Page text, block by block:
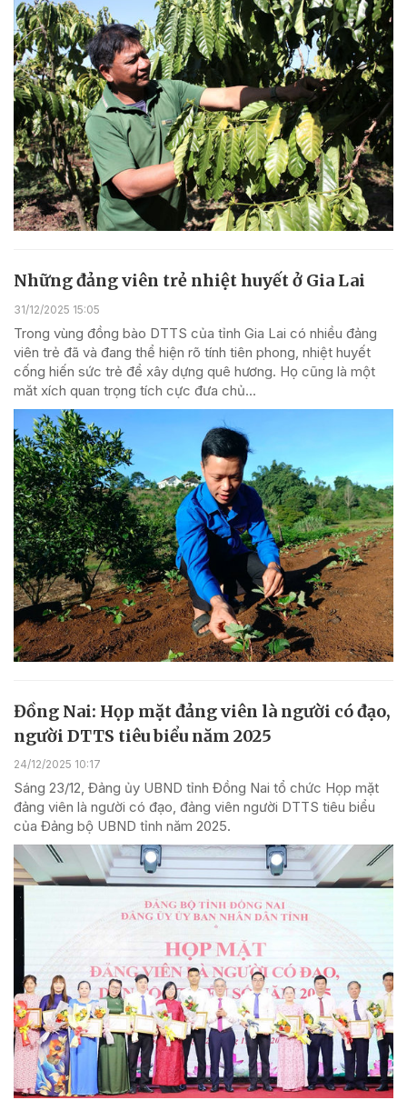
Những đảng viên trẻ nhiệt huyết ở Gia Lai
31/12/2025 15:05
Trong vùng đồng bào DTTS của tỉnh Gia Lai có nhiều đảng
viên trẻ đã và đang thể hiện rõ tính tiên phong, nhiệt huyết
cống hiến sức trẻ để xây dựng quê hương. Họ cũng là một
măt xích quan trọng tích cực đưa chủ...
Đồng Nai: Họp mặt đảng viên là người có đạo,
người DTTS tiêu biểu năm 2025
24/12/2025 10:17
Sáng 23/12, Đảng ủy UBND tỉnh Đồng Nai tổ chức Họp mặt
đảng viên là người có đạo, đảng viên người DTTS tiêu biểu
của Đảng bộ UBND tỉnh năm 2025.